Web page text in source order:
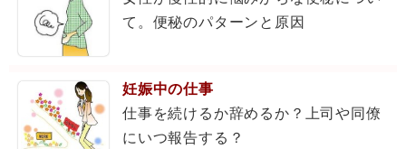
て。便秘のパターンと原因
妊娠中の仕事
仕事を続けるか辞めるか？上司や同僚
にいつ報告する？